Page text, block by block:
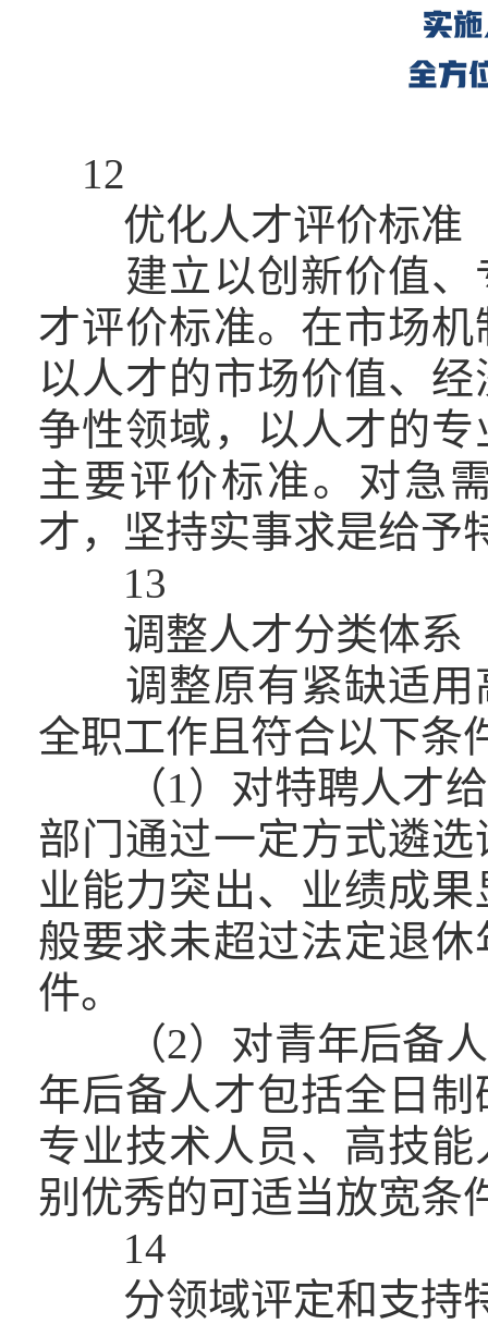
12
优化人才评价标准
建立以创新价值、
才评价标准。在市场
以人才的市场价值、
争性领域，以人才的
主要评价标准。对急
才，坚持实事求是给予
13
调整人才分类体系
调整原有紧缺适用
全职工作且符合以下条
（1）对特聘人才给
部门通过一定方式遴
业能力突出、业绩成
般要求未超过法定退
件。
（2）对青年后备人
年后备人才包括全日
专业技术人员、高技
别优秀的可适当放宽条
14
分领域评定和支持